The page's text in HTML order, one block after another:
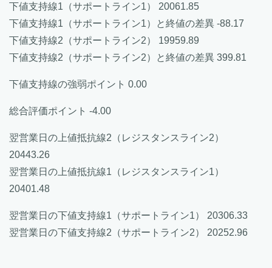
下値支持線1（サポートライン1） 20061.85
下値支持線1（サポートライン1）と終値の差異 -88.17
下値支持線2（サポートライン2） 19959.89
下値支持線2（サポートライン2）と終値の差異 399.81
下値支持線の強弱ポイント 0.00
総合評価ポイント -4.00
翌営業日の上値抵抗線2（レジスタンスライン2）
20443.26
翌営業日の上値抵抗線1（レジスタンスライン1）
20401.48
翌営業日の下値支持線1（サポートライン1） 20306.33
翌営業日の下値支持線2（サポートライン2） 20252.96